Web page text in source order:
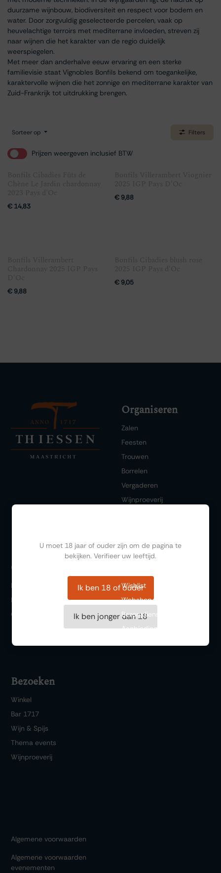
duurzame wijnbouw, biodiversiteit en respect voor bodem en
water. Door zorgvuldig geselecteerde percelen, vaak op
heuvelachtige terroirs met mediterrane invloeden, streven zij
naar wijnen die het karakter van de regio duidelijk
weerspiegelen.
Met meer dan anderhalve eeuw ervaring en een sterke
familievisie staat Vignobles Bonfils bekend om toegankelijke,
karaktervolle wijnen die het zonnige en mediterrane karakter van
Zuid-Frankrijk tot uitdrukking brengen.
Sorteer op Filters
Prijzen weergeven inclusief BTW
€ 14,83
€ 9,88
€ 9,88
€ 9,05
Organiseren
Zalen
Feesten
Trouwen
Borrelen
Vergaderen
Wijnproeverij
Ontdekken
FAQ
Historie
Over ons
Wishlist
Webshop
Bezorgdienst
Aanbiedingen
Bezoeken
Winkel
Bar 1717
Wijn & Spijs
Thema events
Wijnproeverij
Algemene voorwaarden
Algemene voorwaarden
evenementen
U moet 18 jaar of ouder zijn om de pagina te
bekijken. Verifieer uw leeftijd.
Ik ben 18 of ouder
Ik ben jonger dan 18